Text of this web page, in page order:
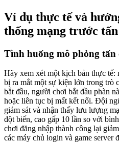
Ví dụ thực tế và
thống mạng trước
Tình huống mô phỏng tấn
Hãy xem xét một kịch bản thực tế:
bị ra mắt một sự kiện lớn trong trò
bắt đầu, người chơi bắt đầu phàn
hoặc liên tục bị mất kết nối. Đội
giám sát và nhận thấy lưu lượng
đột biến, cao gấp 10 lần so với
chơi đăng nhập thành công lại
các máy chủ login và game server